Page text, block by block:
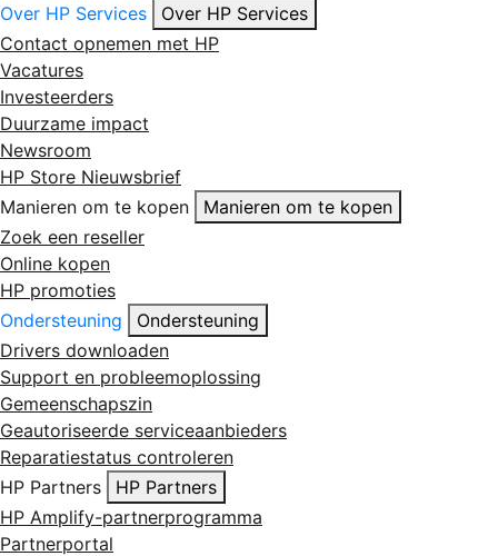
Over HP Services
Over HP Services
Contact opnemen met HP
Vacatures
Investeerders
Duurzame impact
Newsroom
HP Store Nieuwsbrief
Manieren om te kopen
Manieren om te kopen
Zoek een reseller
Online kopen
HP promoties
Ondersteuning
Ondersteuning
Drivers downloaden
Support en probleemoplossing
Gemeenschapszin
Geautoriseerde serviceaanbieders
Reparatiestatus controleren
HP Partners
HP Partners
HP Amplify-partnerprogramma
Partnerportal